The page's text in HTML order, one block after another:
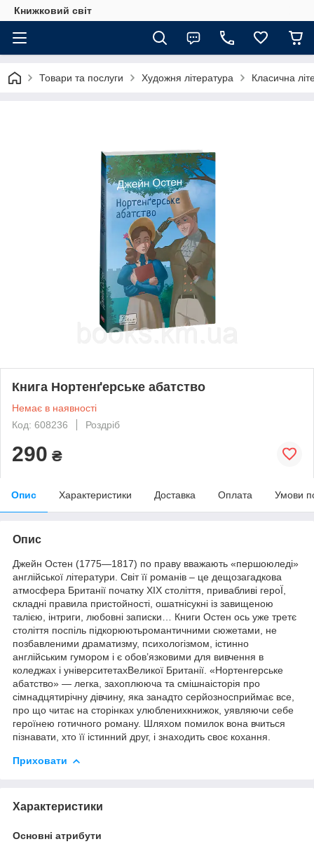
Книжковий світ
Товари та послуги Художня література Класична
Книга Нортенґерське абатство
Немає в наявності
Код: 608236
Роздріб
290 ₴
Опис Характеристики Доставка Оплата Умови
Опис
Джейн Остен (1775—1817) по праву вважають «першоюледі»
англійської літератури. Світ її романів – це дещозагадкова
атмосфера Британії початку ХІХ століття, привабливі героЇ,
складні правила пристойності, ошатнісукні із завищеною
талією, інтриги, любовні записки… Книги Остен ось уже третє
століття поспіль підкорюютьромантичними сюжетами, не
позбавленими драматизму, психологізмом, істинно
англійським гумором і є обов’язковими для вивчення в
коледжах і університетахВеликої Британії. «Нортенгерське
абатство» — легка, захоплююча та смішнаісторія про
сімнадцятирічну дівчину, яка занадто серйозносприймає все,
про що читає на сторінках улюбленихкнижок, уявляючи себе
героїнею готичного роману. Шляхом помилок вона вчиться
пізнавати, хто її істинний друг, і знаходить своє кохання.
Приховати
Характеристики
Основні атрибути